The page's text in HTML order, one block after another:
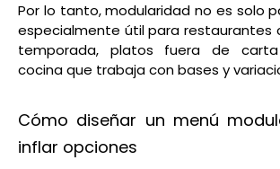
Por lo tanto, modularidad no es solo
especialmente útil para restaurantes
temporada, platos fuera de
cocina que trabaja con bases y
Cómo diseñar un menú
inflar opciones